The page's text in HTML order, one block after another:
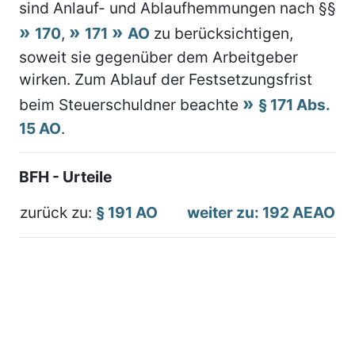
sind Anlauf- und Ablaufhemmungen nach §§
170, 171 AO zu berücksichtigen,
soweit sie gegenüber dem Arbeitgeber
wirken. Zum Ablauf der Festsetzungsfrist
beim Steuerschuldner beachte
§ 171 Abs.
15 AO.
BFH - Urteile
zurück zu: § 191 AO weiter zu: 192 AEAO